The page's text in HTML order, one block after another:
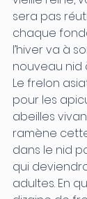
sera pas
chaque
l’hiver va à
nouveau nid
Le frelon
pour les
abeilles
ramène
dans le nid
qui
adultes. En